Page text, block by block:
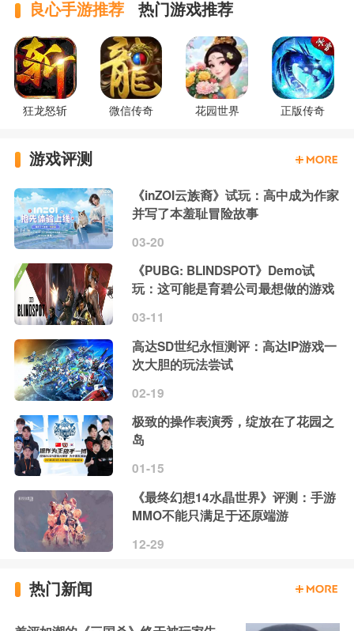
良心手游推荐 热门游戏推荐
狂龙怒斩 微信传奇 花园世界 正版传奇
游戏评测
《inZOI云族裔》试玩：高中成为作家
并写了本羞耻冒险故事
03-20
《PUBG: BLINDSPOT》Demo试
玩：这可能是育碧公司最想做的游戏
03-11
高达SD世纪永恒测评：高达IP游戏一
次大胆的玩法尝试
02-19
极致的操作表演秀，绽放在了花园之
岛
01-15
《最终幻想14水晶世界》评测：手游
MMO不能只满足于还原端游
12-29
热门新闻